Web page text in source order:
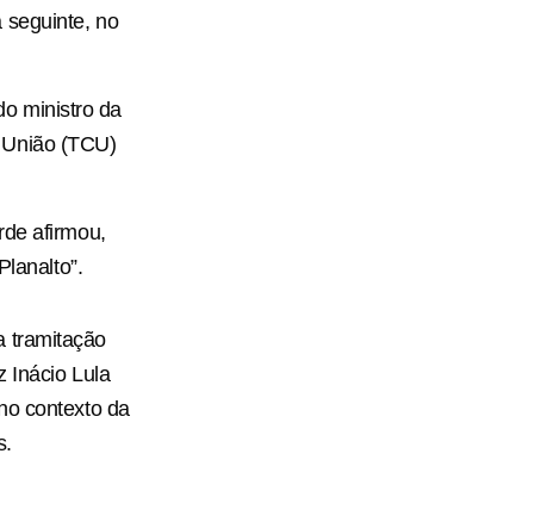
seguinte, no
ministro da
(TCU)
afirmou,
tramitação
Inácio Lula
contexto da